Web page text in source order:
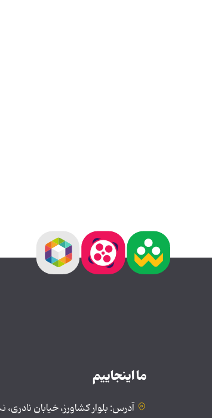
ما اینجاییم
آدرس: بلوار کشاورز، خیابان